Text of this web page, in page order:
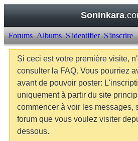
Soninkara
Forums Albums S'identifier S'inscrire
Si ceci est votre première visite,
consulter la FAQ. Vous pourriez
avant de pouvoir poster:
uniquement à partir du site
commencer à voir les messages,
forum que vous voulez visiter
dessous.